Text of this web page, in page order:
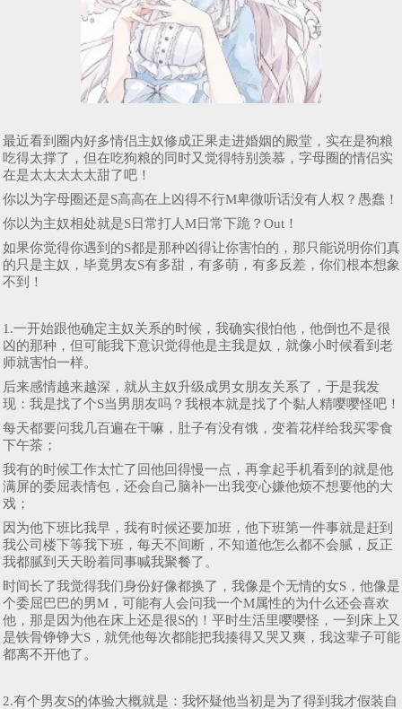
最近看到圈内好多情侣主奴修成正果走进婚姻的殿堂，实在是狗粮
吃得太撑了，但在吃狗粮的同时又觉得特别羡慕，字母圈的情侣实
在是太太太太太甜了吧！
你以为字母圈还是S高高在上凶得不行M卑微听话没有人权？愚蠢！
你以为主奴相处就是S日常打人M日常下跪？Out！
如果你觉得你遇到的S都是那种凶得让你害怕的，那只能说明你们真
的只是主奴，毕竟男友S有多甜，有多萌，有多反差，你们根本想象
不到！
1.一开始跟他确定主奴关系的时候，我确实很怕他，他倒也不是很
凶的那种，但可能我下意识觉得他是主我是奴，就像小时候看到老
师就害怕一样。
后来感情越来越深，就从主奴升级成男女朋友关系了，于是我发
现：我是找了个S当男朋友吗？我根本就是找了个黏人精嘤嘤怪吧！
每天都要问我几百遍在干嘛，肚子有没有饿，变着花样给我买零食
下午茶；
我有的时候工作太忙了回他回得慢一点，再拿起手机看到的就是他
满屏的委屈表情包，还会自己脑补一出我变心嫌他烦不想要他的大
戏；
因为他下班比我早，我有时候还要加班，他下班第一件事就是赶到
我公司楼下等我下班，每天不间断，不知道他怎么都不会腻，反正
我都腻到天天盼着同事喊我聚餐了。
时间长了我觉得我们身份好像都换了，我像是个无情的女S，他像是
个委屈巴巴的男M，可能有人会问我一个M属性的为什么还会喜欢
他，那是因为他在床上还是很S的！平时生活里嘤嘤怪，一到床上又
是铁骨铮铮大S，就凭他每次都能把我揍得又哭又爽，我这辈子可能
都离不开他了。
2.有个男友S的体验大概就是：我怀疑他当初是为了得到我才假装自